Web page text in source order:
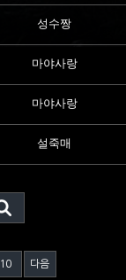
성수짱
마야사랑
마야사랑
설죽매
10 다음